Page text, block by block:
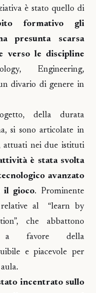
è stato quello di
formativo gli
presunta scarsa
verso le discipline
Engineering,
divario di genere in
della durata
si sono articolate in
nei due istituti
è stata svolta
avanzato
il gioco. Prominente
relative al “learn by
che abbattono
a favore della
e piacevole per
incentrato sullo